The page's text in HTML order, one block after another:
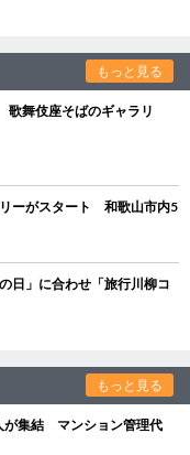
もっと見る
舞伎座そばのギャラリ
ーがスタート 和歌山市内5
日」に合わせ「旅行川柳コ
もっと見る
が集結 マンション管理代